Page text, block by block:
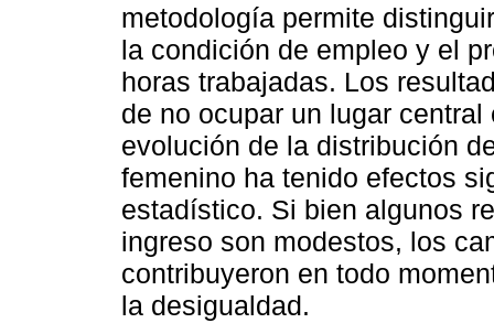
metodología permite
la condición de empleo y el
horas trabajadas. Los
de no ocupar un lugar
evolución de la distribución
femenino ha tenido efectos
estadístico. Si bien algunos
ingreso son modestos, los
contribuyeron en todo
la desigualdad.